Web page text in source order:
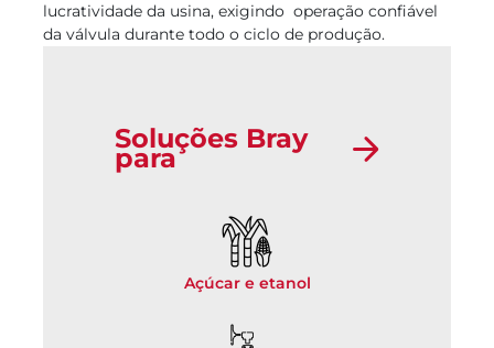
lucratividade da usina, exigindo operação confiável
da válvula durante todo o ciclo de produção.
Soluções Bray
para
Açúcar e etanol